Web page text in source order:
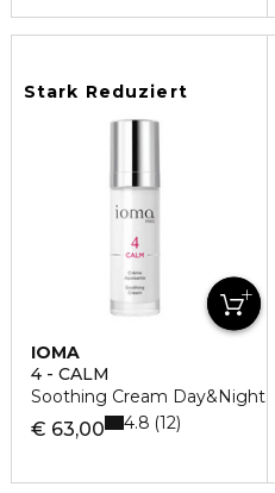
Stark Reduziert
IOMA
4 - CALM
Soothing Cream Day&Night
€ 63,00 4.8 12